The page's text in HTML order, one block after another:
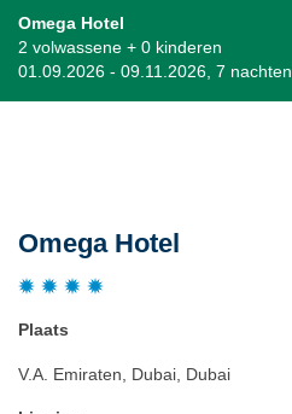
Omega Hotel
2 volwassene + 0 kinderen
01.09.2026 - 09.11.2026, 7 nachten
Omega Hotel
Plaats
V.A. Emiraten, Dubai, Dubai